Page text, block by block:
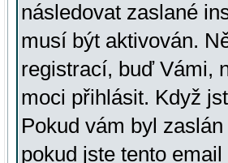
následovat zaslané
musí být aktivován.
registrací, buď Vámi,
moci přihlásit. Když
Pokud vám byl
pokud jste tento